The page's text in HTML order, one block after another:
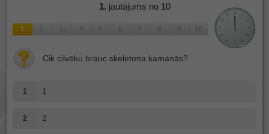
1. jautājums no 10
1
Cik cilvēku brauc skeletona kamanās?
1 1
2 2